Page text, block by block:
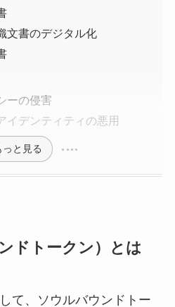
文書のデジタル化
ーの侵害
イデンティティの悪用
っと見る
ドトークン） とは
て、ソウルバウンドトー